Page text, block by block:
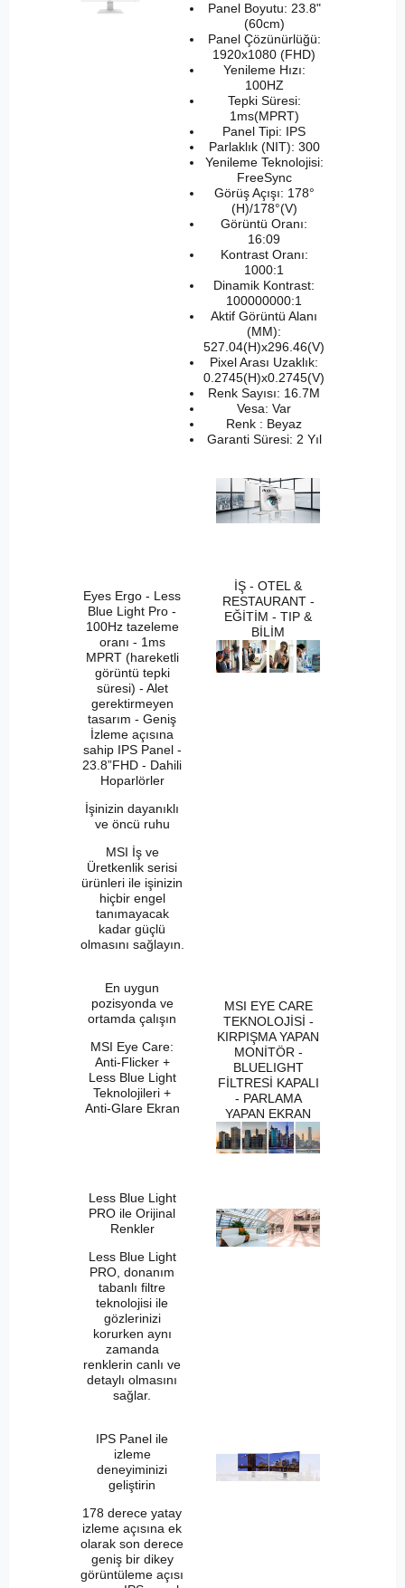
Panel Boyutu: 23.8"
(60cm)
Panel Çözünürlüğü:
1920x1080 (FHD)
Yenileme Hızı:
100HZ
Tepki Süresi:
1ms(MPRT)
Panel Tipi: IPS
Parlaklık (NIT): 300
Yenileme Teknolojisi:
FreeSync
Görüş Açışı: 178°
(H)/178°(V)
Görüntü Oranı:
16:09
Kontrast Oranı:
1000:1
Dinamik Kontrast:
100000000:1
Aktif Görüntü Alanı
(MM):
527.04(H)x296.46(V)
Pixel Arası Uzaklık:
0.2745(H)x0.2745(V)
Renk Sayısı: 16.7M
Vesa: Var
Renk : Beyaz
Garanti Süresi: 2 Yıl
Eyes Ergo - Less
Blue Light Pro -
100Hz tazeleme
oranı - 1ms
MPRT (hareketli
görüntü tepki
süresi) - Alet
gerektirmeyen
tasarım - Geniş
İzleme açısına
sahip IPS Panel -
23.8”FHD - Dahili
Hoparlörler
İşinizin dayanıklı
ve öncü ruhu
MSI İş ve
Üretkenlik serisi
ürünleri ile işinizin
hiçbir engel
tanımayacak
kadar güçlü
olmasını sağlayın.
İŞ - OTEL &
RESTAURANT -
EĞİTİM - TIP &
BİLİM
En uygun
pozisyonda ve
ortamda çalışın
MSI Eye Care:
Anti-Flicker +
Less Blue Light
Teknolojileri +
Anti-Glare Ekran
MSI EYE CARE
TEKNOLOJİSİ -
KIRPIŞMA YAPAN
MONİTÖR -
BLUELIGHT
FİLTRESİ KAPALI
- PARLAMA
YAPAN EKRAN
Less Blue Light
PRO ile Orijinal
Renkler
Less Blue Light
PRO, donanım
tabanlı filtre
teknolojisi ile
gözlerinizi
korurken aynı
zamanda
renklerin canlı ve
detaylı olmasını
sağlar.
IPS Panel ile
izleme
deneyiminizi
geliştirin
178 derece yatay
izleme açısına ek
olarak son derece
geniş bir dikey
görüntüleme açısı